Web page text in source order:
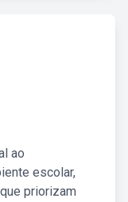
ao
escolar,
priorizam